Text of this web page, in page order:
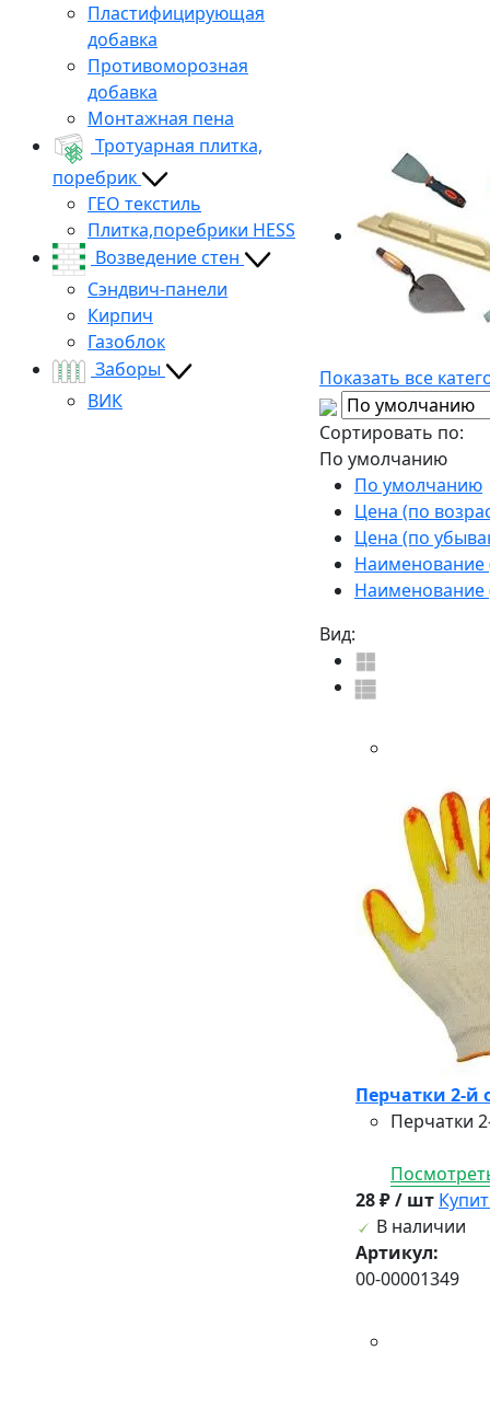
Пластифицирующая
добавка
Противоморозная
добавка
Монтажная пена
Тротуарная плитка,
поребрик
ГЕО текстиль
Плитка,поребрики HESS
Возведение стен
Сэндвич-панели
Кирпич
Газоблок
Заборы
ВИК
Показать все
Сортировать по:
По умолчанию
По умолчанию
Цена (по
Цена (по
Наименование
Наименование
Вид:
Перчатки 2-й
Перчатки
28 ₽ / шт
В наличии
Артикул:
00-00001349